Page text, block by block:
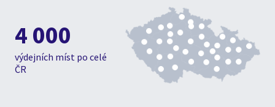
4 000
výdejních míst po celé
ČR